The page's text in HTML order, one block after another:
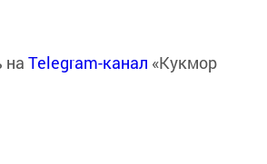
на Telegram-канал «Кукмор